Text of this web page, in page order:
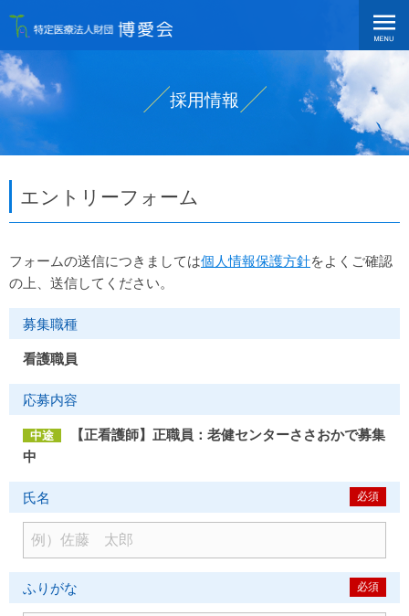
採用情報
エントリーフォーム
フォームの送信につきましては個人情報保護方針をよくご確認
の上、送信してください。
募集職種
看護職員
応募内容
中途
【正看護師】正職員：老健センターささおかで募集
中
必須
氏名
必須
ふりがな